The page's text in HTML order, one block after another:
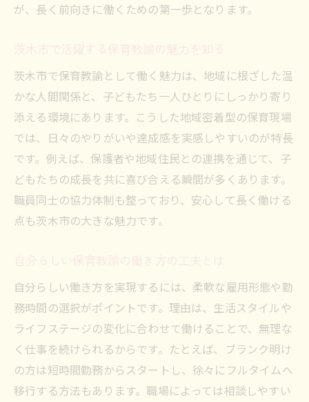
経験を活かせる保育教諭職場の特徴
再出発を応援する保育教諭求人の選び方
ブランク明け保育教諭に人気の求人特集
安心して働ける保育教諭職場の条件
復職支援が充実した保育教諭求人を探す
保育教諭の職場見学でチェックすべき点
ブランク対応求人で重視されるポイント
保育教諭の正社員とパートの違いを解説
働きやすい保育教諭雇用形態の選び方
家庭や子育てと両立できる求人を探す
保育教諭の柔軟な働き方のメリット
が、長く前向きに働くための第一歩となります。
茨木市で活躍する保育教諭の魅力を知る
茨木市で保育教諭として働く魅力は、地域に根ざした温
かな人間関係と、子どもたち一人ひとりにしっかり寄り
添える環境にあります。こうした地域密着型の保育現場
では、日々のやりがいや達成感を実感しやすいのが特長
です。例えば、保護者や地域住民との連携を通じて、子
どもたちの成長を共に喜び合える瞬間が多くあります。
職員同士の協力体制も整っており、安心して長く働ける
点も茨木市の大きな魅力です。
自分らしい保育教諭の働き方の工夫とは
自分らしい働き方を実現するには、柔軟な雇用形態や勤
務時間の選択がポイントです。理由は、生活スタイルや
ライフステージの変化に合わせて働けることで、無理な
く仕事を続けられるからです。たとえば、ブランク明け
の方は短時間勤務からスタートし、徐々にフルタイムへ
移行する方法もあります。職場によっては相談しやすい